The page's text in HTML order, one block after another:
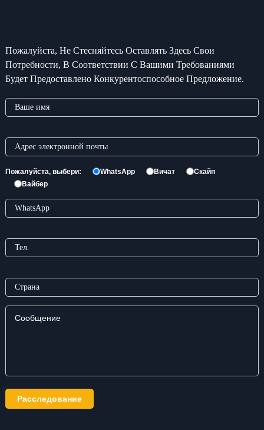
Пожалуйста, Не Стесняйтесь Оставлять Здесь Свои
Потребности, В Соответствии С Вашими Требованиями
Будет Предоставлено Конкурентоспособное Предложение.
Пожалуйста, выбери: WhatsApp Вичат
Скайп
Вайбер